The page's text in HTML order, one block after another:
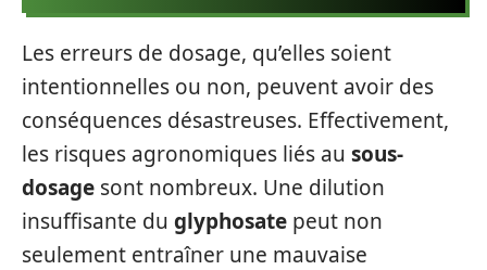
Les erreurs de dosage, qu’elles soient
intentionnelles ou non, peuvent avoir des
conséquences désastreuses. Effectivement,
les risques agronomiques liés au sous-
dosage sont nombreux. Une dilution
insuffisante du glyphosate peut non
seulement entraîner une mauvaise